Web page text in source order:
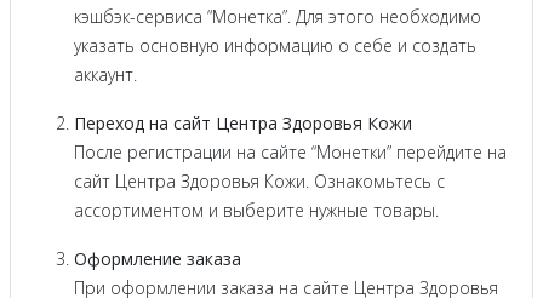
кэшбэк-сервиса “Монетка”. Для этого необходимо
указать основную информацию о себе и создать
аккаунт.
Переход на сайт Центра Здоровья Кожи
После регистрации на сайте “Монетки” перейдите на
сайт Центра Здоровья Кожи. Ознакомьтесь с
ассортиментом и выберите нужные товары.
Оформление заказа
При оформлении заказа на сайте Центра Здоровья